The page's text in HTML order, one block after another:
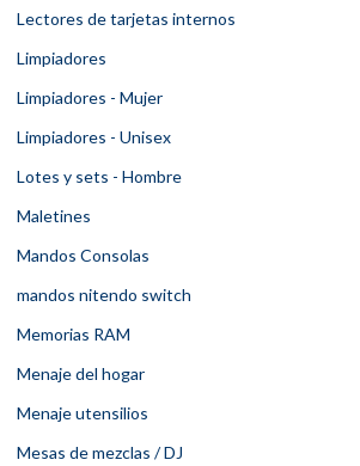
Lectores de tarjetas internos
Limpiadores
Limpiadores - Mujer
Limpiadores - Unisex
Lotes y sets - Hombre
Maletines
Mandos Consolas
mandos nitendo switch
Memorias RAM
Menaje del hogar
Menaje utensilios
Mesas de mezclas / DJ